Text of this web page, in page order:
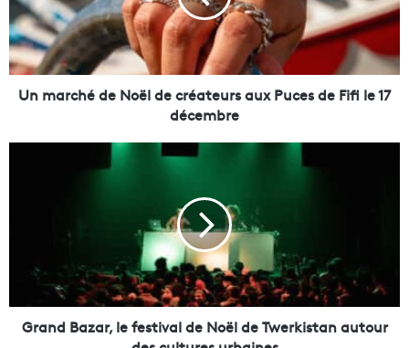
c
h
é
d
t
Un marché de Noël de créateurs aux Puces de Fifi le 17
décembre
a
Grand Bazar, le festival de Noël de Twerkistan autour